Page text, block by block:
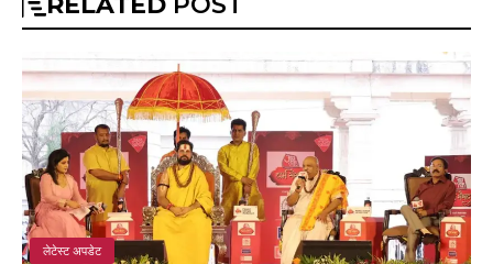
लेटेस्ट अपडेट